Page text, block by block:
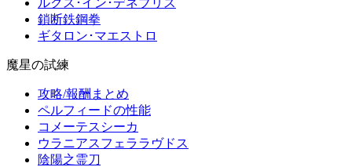
ルクス･イン･デネブリス
鎖断鉄鋼拳
ギタロン･マエストロ
魔星の試練
攻略/報酬まとめ
ペルフィードの性能
コメーテスシーカ
ウラニアスフェララヴドス
陰陽之霊刀